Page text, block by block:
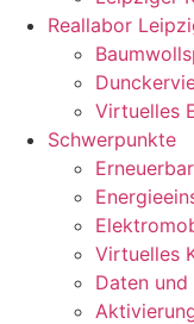
Reallabor
Virtuelles
Schwerpunkte
Virtuelles
Daten